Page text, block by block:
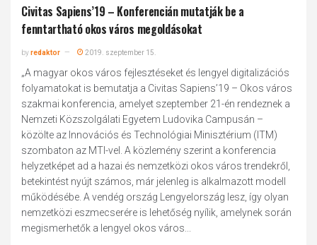
Civitas Sapiens’19 – Konferencián mutatják be a
fenntartható okos város megoldásokat
byredaktor 2019. szeptember 15.
„A magyar okos város fejlesztéseket és lengyel digitalizációs
folyamatokat is bemutatja a Civitas Sapiens’19 – Okos város
szakmai konferencia, amelyet szeptember 21-én rendeznek a
Nemzeti Közszolgálati Egyetem Ludovika Campusán –
közölte az Innovációs és Technológiai Minisztérium (ITM)
szombaton az MTI-vel. A közlemény szerint a konferencia
helyzetképet ad a hazai és nemzetközi okos város trendekről,
betekintést nyújt számos, már jelenleg is alkalmazott modell
működésébe. A vendég ország Lengyelország lesz, így olyan
nemzetközi eszmecserére is lehetőség nyílik, amelynek során
megismerhetők a lengyel okos város...